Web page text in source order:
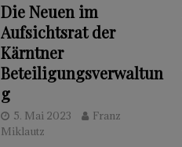
Die Neuen im
Aufsichtsrat der
Kärntner
Beteiligungsverwaltun
g
5. Mai 2023
Franz
Miklautz